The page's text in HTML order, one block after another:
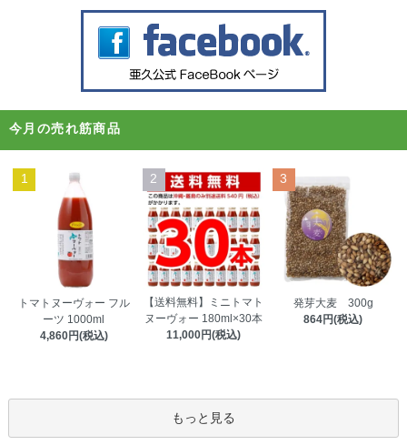
今月の売れ筋商品
1
トマトヌーヴォー フル
ーツ 1000ml
4,860円(税込)
2
【送料無料】ミニトマト
ヌーヴォー 180ml×30本
11,000円(税込)
3
発芽大麦 300g
864円(税込)
もっと見る